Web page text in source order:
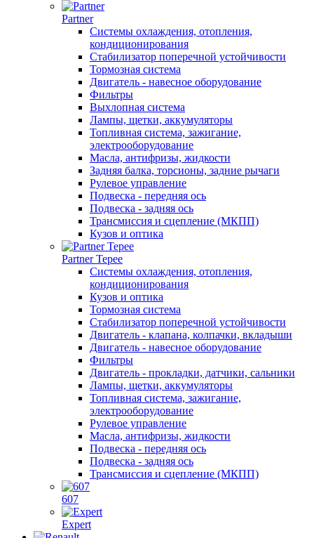
Partner
Системы охлаждения, отопления,
кондиционирования
Стабилизатор поперечной устойчивости
Тормозная система
Двигатель - навесное оборудование
Фильтры
Выхлопная система
Лампы, щетки, аккумуляторы
Топливная система, зажигание,
электрооборудование
Масла, антифризы, жидкости
Задняя балка, торсионы, задние рычаги
Рулевое управление
Подвеска - передняя ось
Подвеска - задняя ось
Трансмиссия и сцепление (МКПП)
Кузов и оптика
Partner Tepee
Системы охлаждения, отопления,
кондиционирования
Кузов и оптика
Тормозная система
Стабилизатор поперечной устойчивости
Двигатель - клапана, колпачки, вкладыши
Двигатель - навесное оборудование
Фильтры
Двигатель - прокладки, датчики, сальники
Лампы, щетки, аккумуляторы
Топливная система, зажигание,
электрооборудование
Рулевое управление
Масла, антифризы, жидкости
Подвеска - передняя ось
Подвеска - задняя ось
Трансмиссия и сцепление (МКПП)
607
Expert